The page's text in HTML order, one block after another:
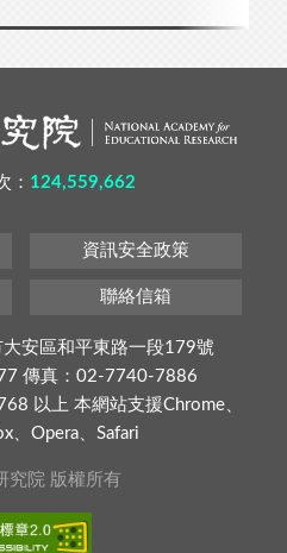
： 124,559,662
資訊安全政策
聯絡信箱
安區和平東路一段179號
傳真：02-7740-7886
以上 本網站支援Chrome、
、Opera、Safari
究院 版權所有